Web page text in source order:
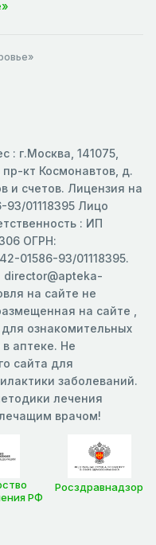
г.Москва, 141075,
кт Космонавтов, д.
и счетов. Лицензия на
01118395 Лицо
: ИП
ОГРН:
01586-93/01118395.
director@apteka-
на сайте не
на сайте ,
ознакомительных
аптеке. Не
сайта для
заболеваний.
лечения
врачом!
Росздравнадзор
РФ